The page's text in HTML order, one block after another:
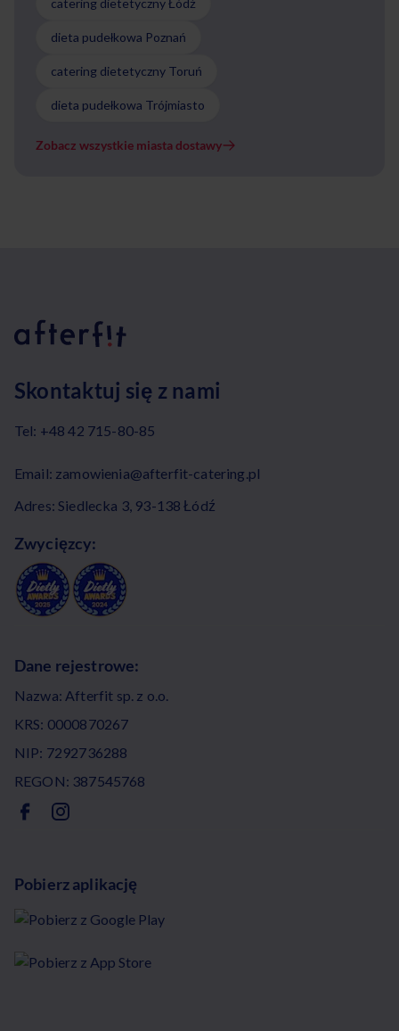
catering dietetyczny Łódź
dieta pudełkowa Poznań
catering dietetyczny Toruń
dieta pudełkowa Trójmiasto
Zobacz wszystkie miasta dostawy
Skontaktuj się z nami
Tel: +48 42 715-80-85
Email: zamowienia@afterfit-catering.pl
Adres: Siedlecka 3, 93-138 Łódź
Zwycięzcy:
Dane rejestrowe:
Nazwa: Afterfit sp. z o.o.
KRS: 0000870267
NIP: 7292736288
REGON: 387545768
Pobierz aplikację